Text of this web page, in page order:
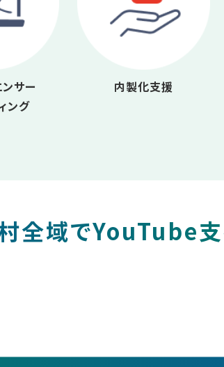
サー
ング
内製化支援
全域でYouTube支